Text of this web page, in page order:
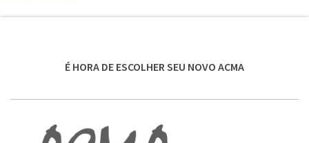
É HORA DE ESCOLHER SEU NOVO ACMA